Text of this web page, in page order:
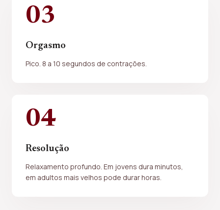
03
Orgasmo
Pico. 8 a 10 segundos de contrações.
04
Resolução
Relaxamento profundo. Em jovens dura minutos,
em adultos mais velhos pode durar horas.